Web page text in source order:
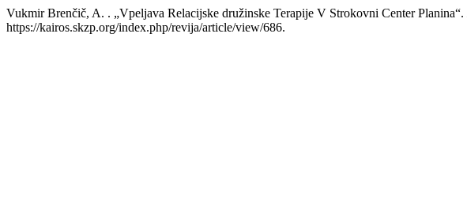
Vukmir Brenčič, A. . „Vpeljava Relacijske družinske Terapije V Strokovni Center Planina“.
https://kairos.skzp.org/index.php/revija/article/view/686.